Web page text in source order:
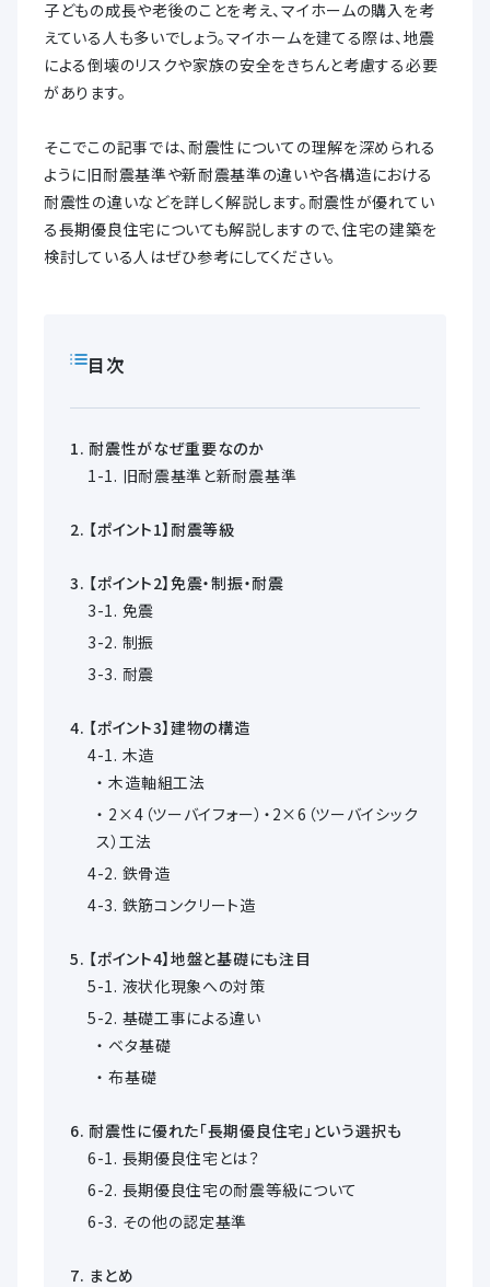
子どもの成長や老後のことを考え、マイホームの購入を考
えている人も多いでしょう。マイホームを建てる際は、地震
による倒壊のリスクや家族の安全をきちんと考慮する必要
があります。
そこでこの記事では、耐震性についての理解を深められる
ように旧耐震基準や新耐震基準の違いや各構造における
耐震性の違いなどを詳しく解説します。耐震性が優れてい
る長期優良住宅についても解説しますので、住宅の建築を
検討している人はぜひ参考にしてください。
目次
耐震性がなぜ重要なのか
旧耐震基準と新耐震基準
【ポイント1】耐震等級
【ポイント2】免震・制振・耐震
免震
制振
耐震
【ポイント3】建物の構造
木造
木造軸組工法
2×4（ツーバイフォー）・2×6（ツーバイシック
ス）工法
鉄骨造
鉄筋コンクリート造
【ポイント4】地盤と基礎にも注目
液状化現象への対策
基礎工事による違い
ベタ基礎
布基礎
耐震性に優れた「長期優良住宅」という選択も
長期優良住宅とは？
長期優良住宅の耐震等級について
その他の認定基準
まとめ